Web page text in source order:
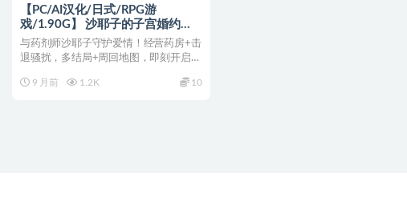
【PC/AI汉化/日式/RPG游
戏/1.90G】 沙耶子的子宫婚约
NTR （沙耶子の子宮婚約NTR）
AI汉化版+全回想存档+日式RPG游
与药剂师沙耶子守护爱情！经营药房+击
退骚扰，多结局+周回地图，即刻开启甜
9 月前
1.2K 10